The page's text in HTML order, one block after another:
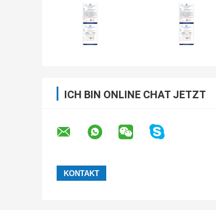
ICH BIN ONLINE CHAT JETZT